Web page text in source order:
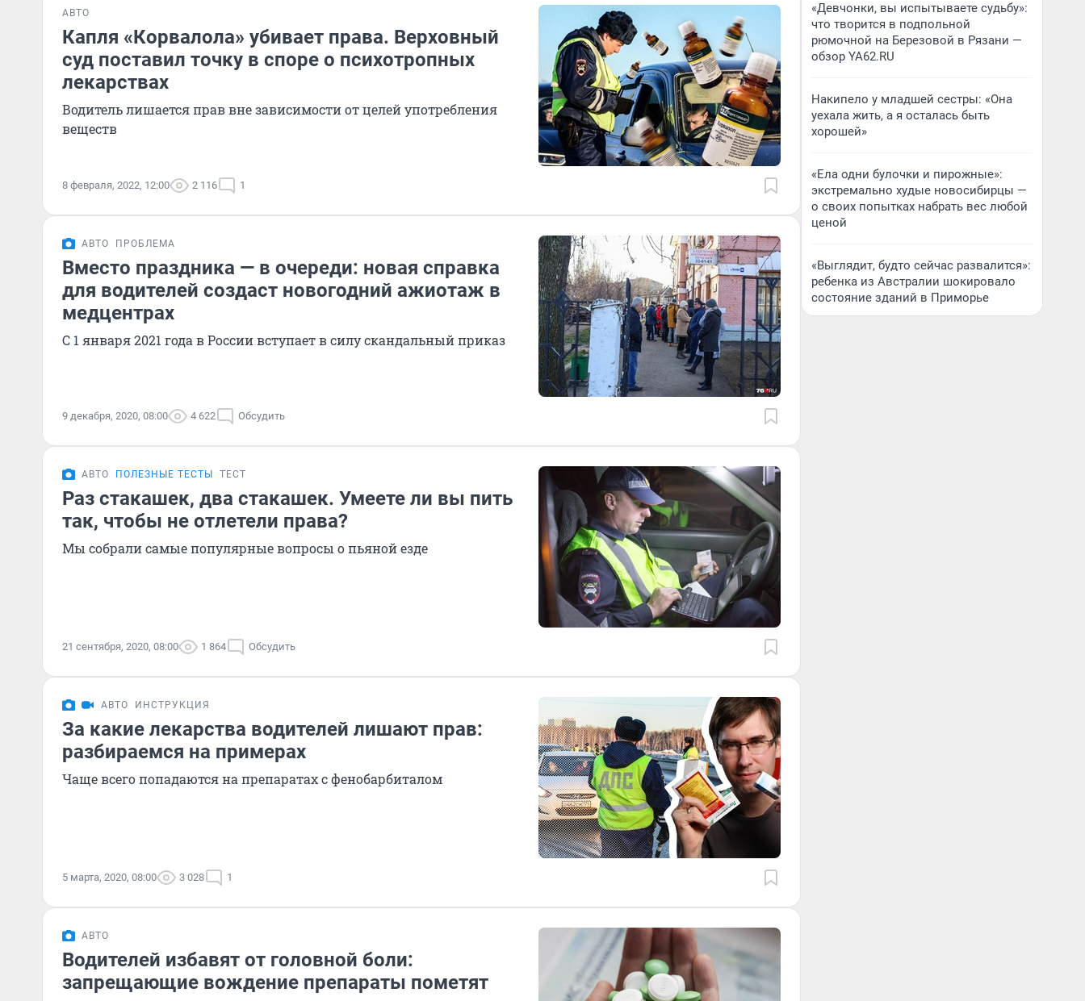
АВТО
Капля «Корвалола» убивает права. Верховный
суд поставил точку в споре о психотропных
лекарствах
Водитель лишается прав вне зависимости от целей употребления
веществ
8 февраля, 2022, 12:00 2 116 1
АВТО ПРОБЛЕМА
Вместо праздника — в очереди: новая справка
для водителей создаст новогодний ажиотаж в
медцентрах
С 1 января 2021 года в России вступает в силу скандальный приказ
9 декабря, 2020, 08:00 4 622 Обсудить
АВТО ПОЛЕЗНЫЕ ТЕСТЫ ТЕСТ
Раз стакашек, два стакашек. Умеете ли вы пить
так, чтобы не отлетели права?
Мы собрали самые популярные вопросы о пьяной езде
21 сентября, 2020, 08:00 1 864 Обсудить
АВТО ИНСТРУКЦИЯ
За какие лекарства водителей лишают прав:
разбираемся на примерах
Чаще всего попадаются на препаратах с фенобарбиталом
5 марта, 2020, 08:00 3 028 1
АВТО
Водителей избавят от головной боли:
запрещающие вождение препараты пометят
«Девчонки, вы испытываете судьбу»:
что творится в подпольной
рюмочной на Березовой в Рязани —
обзор YA62.RU
Накипело у младшей сестры: «Она
уехала жить, а я осталась быть
хорошей»
«Ела одни булочки и пирожные»:
экстремально худые новосибирцы —
о своих попытках набрать вес любой
ценой
«Выглядит, будто сейчас развалится»:
ребенка из Австралии шокировало
состояние зданий в Приморье